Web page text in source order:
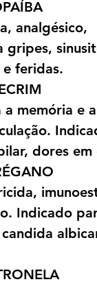
analgésico,
gripes,
e feridas.
memória e a
dores em
Indicado